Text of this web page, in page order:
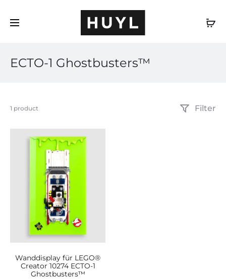
ECTO-1 Ghostbusters™
1 product
wird
angezeigt
Filter
Wanddisplay für LEGO®
Creator 10274 ECTO-1
Ghostbusters™